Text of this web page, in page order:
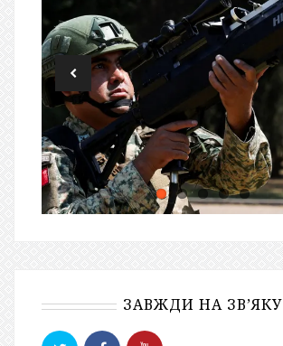
ЗАВЖДИ НА ЗВ’ЯКУ